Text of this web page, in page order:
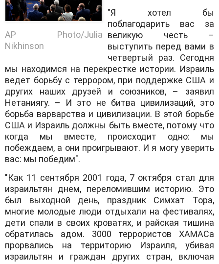
AP Photo/Julia
Nikhinson
"Я хотел бы
поблагодарить вас за
великую честь –
выступить перед вами в
четвертый раз. Сегодня
мы находимся на перекрестке истории. Израиль
ведет борьбу с террором, при поддержке США и
других наших друзей и союзников, – заявил
Нетаниягу. – И это не битва цивилизаций, это
борьба варварства и цивилизации. В этой борьбе
США и Израиль должны быть вместе, потому что
когда мы вместе, происходит одно: мы
побеждаем, а они проигрывают. И я могу уверить
вас: мы победим".
"Как 11 сентября 2001 года, 7 октября стал для
израильтян днем, переломившим историю. Это
был выходной день, праздник Симхат Тора,
многие молодые люди отдыхали на фестивалях,
дети спали в своих кроватях, и райская тишина
обратилась адом. 3000 террористов ХАМАСа
прорвались на территорию Израиля, убивая
израильтян и граждан других стран, включая